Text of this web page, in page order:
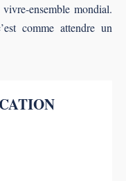
ensemble mondial.
comme attendre un